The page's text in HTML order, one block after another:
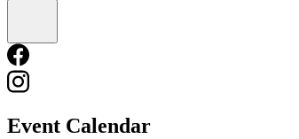
Event Calendar